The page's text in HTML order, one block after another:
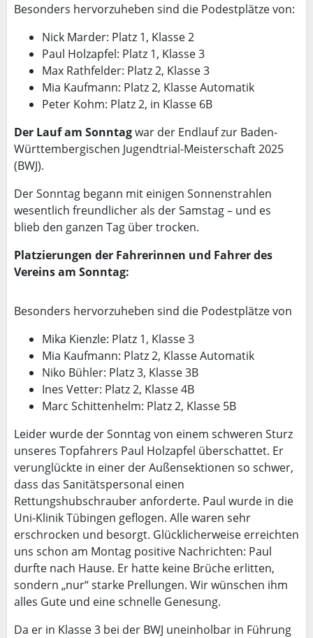
Besonders hervorzuheben sind die Podestplätze von:
Nick Marder: Platz 1, Klasse 2
Paul Holzapfel: Platz 1, Klasse 3
Max Rathfelder: Platz 2, Klasse 3
Mia Kaufmann: Platz 2, Klasse Automatik
Peter Kohm: Platz 2, in Klasse 6B
Der Lauf am Sonntagwar der Endlauf zur Baden-
Württembergischen Jugendtrial-Meisterschaft 2025
(BWJ).
Der Sonntag begann mit einigen Sonnenstrahlen
wesentlich freundlicher als der Samstag – und es
blieb den ganzen Tag über trocken.
Platzierungen der Fahrerinnen und Fahrer des
Vereins am Sonntag:
Besonders hervorzuheben sind die Podestplätze von
Mika Kienzle: Platz 1, Klasse 3
Mia Kaufmann: Platz 2, Klasse Automatik
Niko Bühler: Platz 3, Klasse 3B
Ines Vetter: Platz 2, Klasse 4B
Marc Schittenhelm: Platz 2, Klasse 5B
Leider wurde der Sonntag von einem schweren Sturz
unseres Topfahrers Paul Holzapfel überschattet. Er
verunglückte in einer der Außensektionen so schwer,
dass das Sanitätspersonal einen
Rettungshubschrauber anforderte. Paul wurde in die
Uni-Klinik Tübingen geflogen. Alle waren sehr
erschrocken und besorgt. Glücklicherweise erreichten
uns schon am Montag positive Nachrichten: Paul
durfte nach Hause. Er hatte keine Brüche erlitten,
sondern „nur“ starke Prellungen. Wir wünschen ihm
alles Gute und eine schnelle Genesung.
Da er in Klasse 3 bei der BWJ uneinholbar in Führung